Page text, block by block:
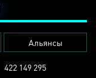
Альянсы
422 149 295